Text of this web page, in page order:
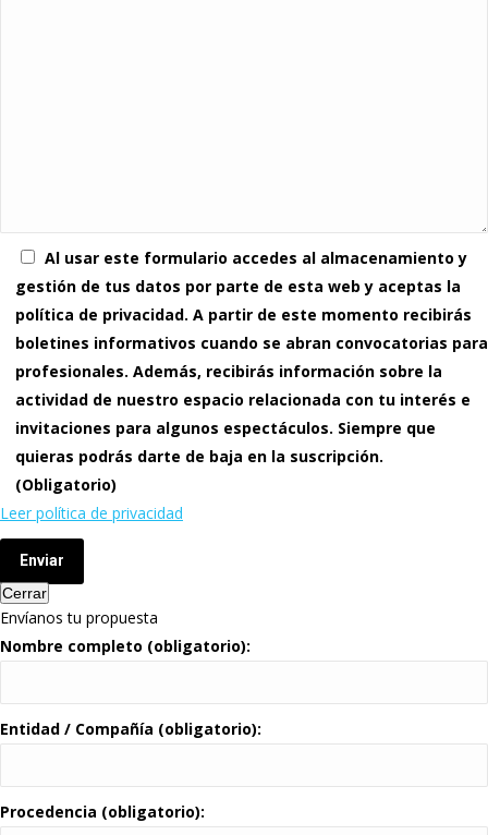
Al usar este formulario accedes al almacenamiento y
gestión de tus datos por parte de esta web y aceptas la
política de privacidad. A partir de este momento recibirás
boletines informativos cuando se abran convocatorias para
profesionales. Además, recibirás información sobre la
actividad de nuestro espacio relacionada con tu interés e
invitaciones para algunos espectáculos. Siempre que
quieras podrás darte de baja en la suscripción.
(Obligatorio)
Leer política de privacidad
Enviar
Cerrar
Envíanos tu propuesta
Nombre completo (obligatorio):
Entidad / Compañía (obligatorio):
Procedencia (obligatorio):